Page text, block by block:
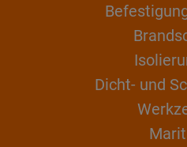
Dicht- und